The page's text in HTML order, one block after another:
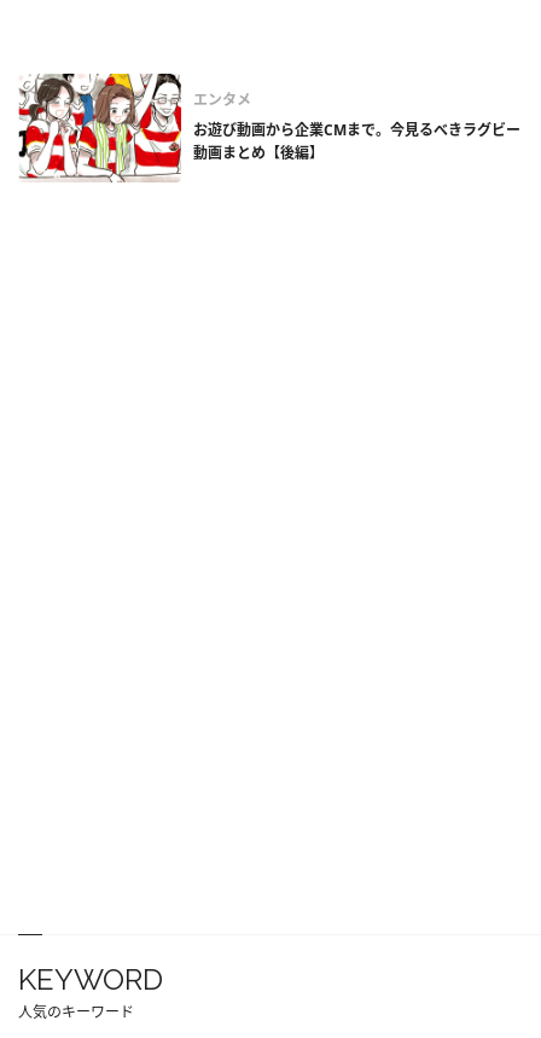
エンタメ
お遊び動画から企業CMまで。今見るべきラグビー
動画まとめ【後編】
KEYWORD
人気のキーワード